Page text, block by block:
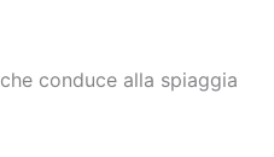
conduce alla spiaggia